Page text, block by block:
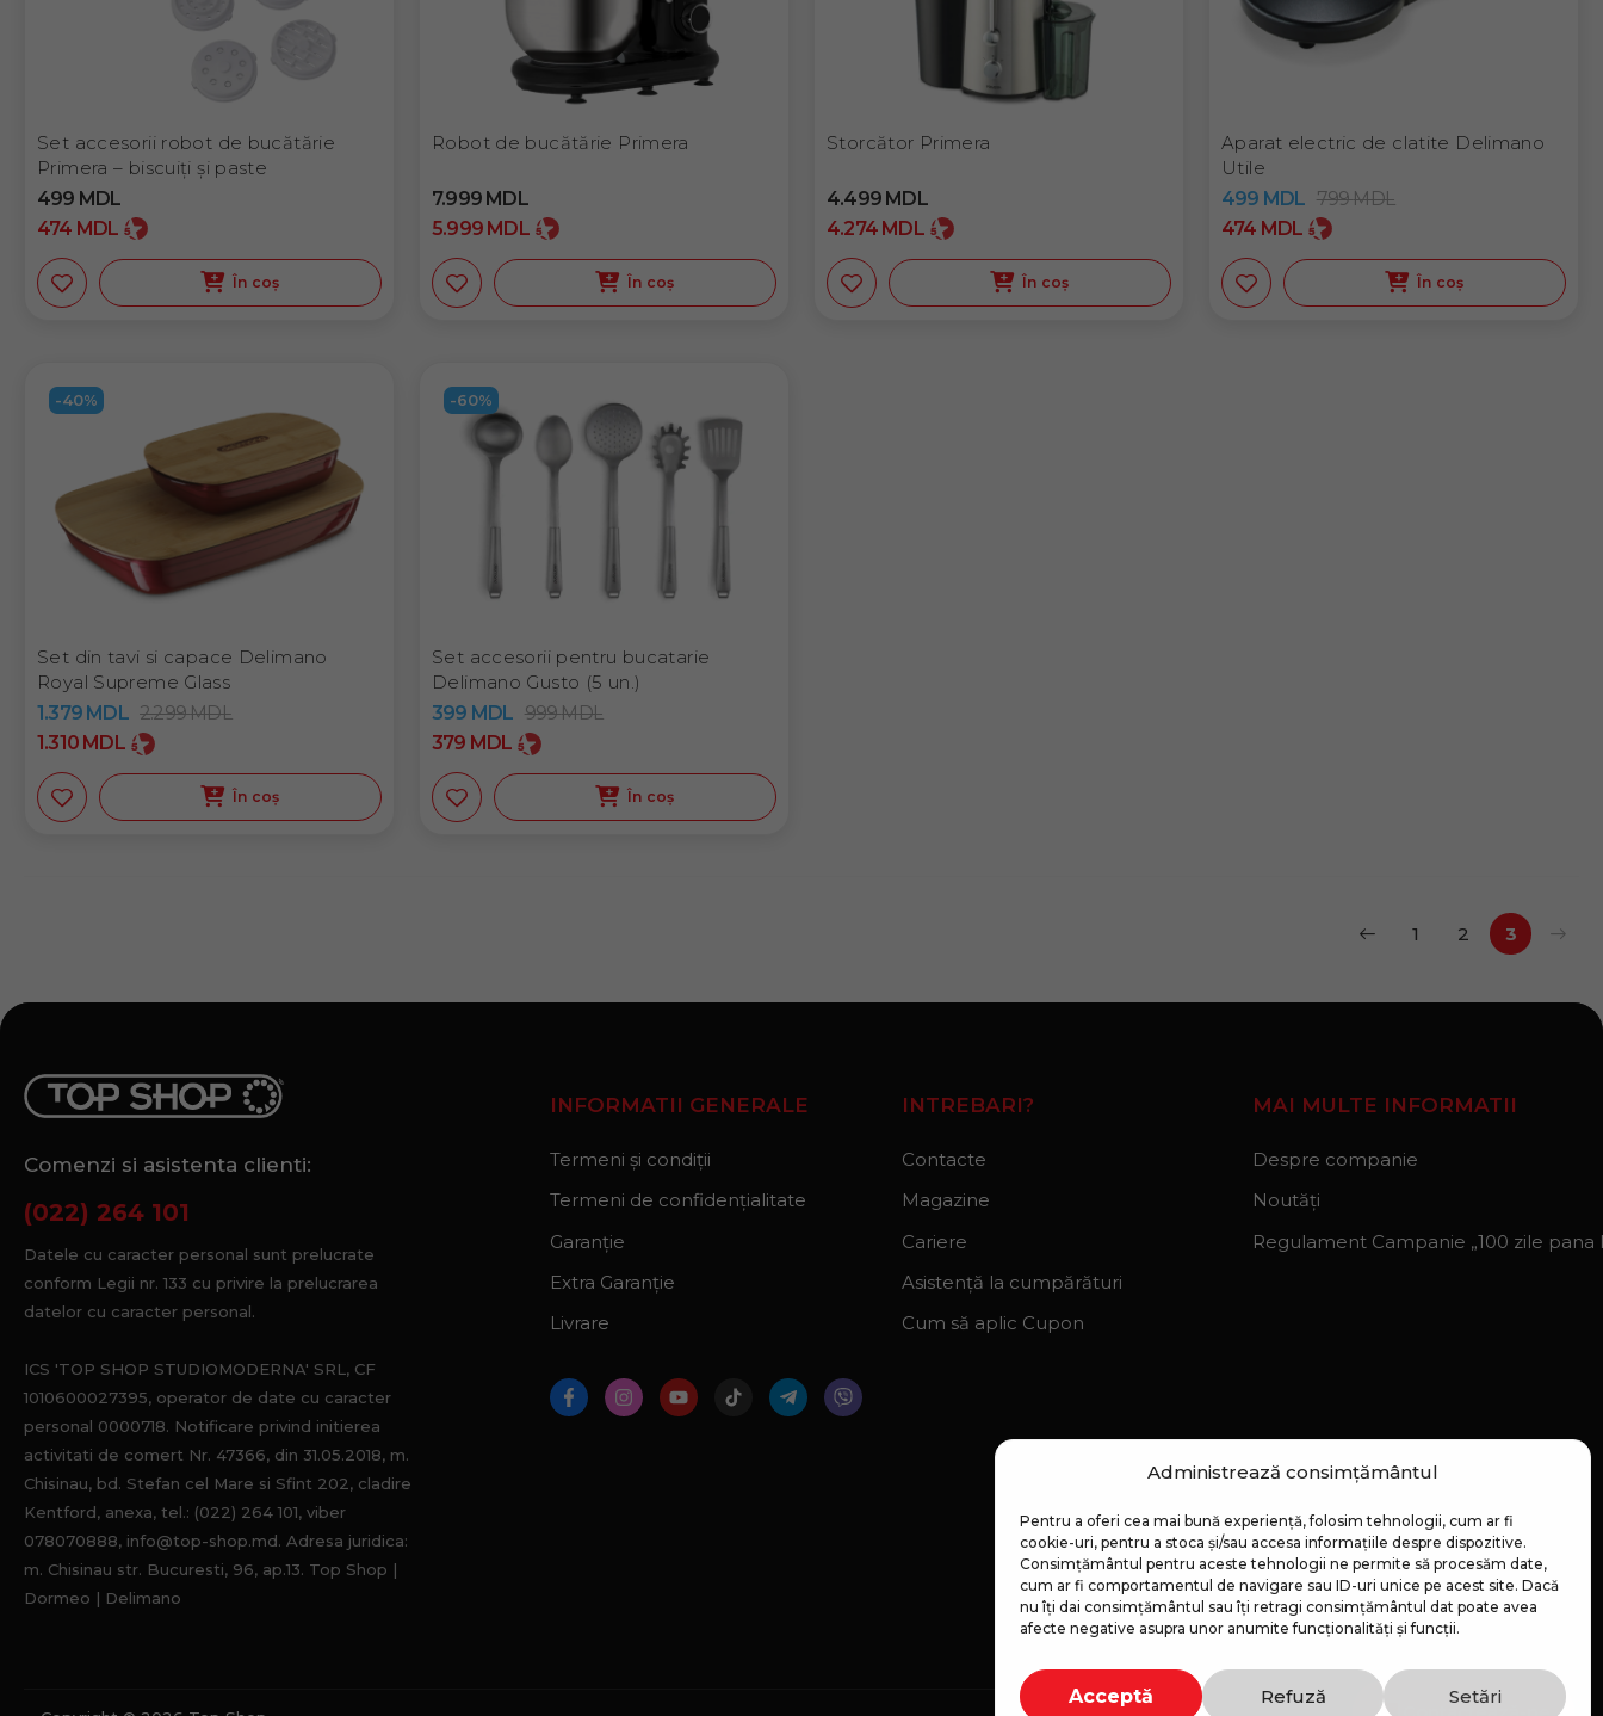
Administrează consimțământul
Pentru a oferi cea mai bună experiență, folosim tehnologii, cum ar fi
cookie-uri, pentru a stoca și/sau accesa informațiile despre dispozitive.
Consimțământul pentru aceste tehnologii ne permite să procesăm date,
cum ar fi comportamentul de navigare sau ID-uri unice pe acest site. Dacă
nu îți dai consimțământul sau îți retragi consimțământul dat poate avea
afecte negative asupra unor anumite funcționalități și funcții.
Acceptă Refuză Setări
Set accesorii robot de bucătărie
Primera – biscuiți și paste
499 MDL
474 MDL
În coș
Robot de bucătărie Primera
7.999 MDL
5.999 MDL
În coș
Storcător Primera
4.499 MDL
4.274 MDL
În coș
Aparat electric de clatite Delimano
Utile
499 MDL 799MDL
474 MDL
În coș
-40%
Set din tavi si capace Delimano
Royal Supreme Glass
1.379 MDL 2.299MDL
1.310 MDL
În coș
-60%
Set accesorii pentru bucatarie
Delimano Gusto (5 un.)
399 MDL 999MDL
379 MDL
În coș
1 2 3
Comenzi si asistenta clienti:
(022) 264 101
Datele cu caracter personal sunt prelucrate
conform Legii nr. 133 cu privire la prelucrarea
datelor cu caracter personal.
ICS 'TOP SHOP STUDIOMODERNA' SRL, CF
1010600027395, operator de date cu caracter
personal 0000718. Notificare privind initierea
activitati de comert Nr. 47366, din 31.05.2018, m.
Chisinau, bd. Stefan cel Mare si Sfint 202, cladire
Kentford, anexa, tel.: (022) 264 101, viber
078070888, info@top-shop.md. Adresa juridica:
m. Chisinau str. Bucuresti, 96, ap.13. Top Shop |
Dormeo | Delimano
INFORMATII GENERALE
Termeni și condiții
Termeni de confidențialitate
Garanție
Extra Garanție
Livrare
INTREBARI?
Contacte
Magazine
Cariere
Asistență la cumpărături
Cum să aplic Cupon
MAI MULTE INFORMATII
Despre companie
Noutăți
Regulament Campanie „100 zile pana